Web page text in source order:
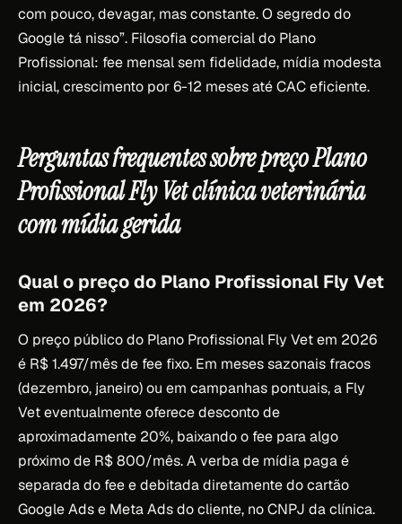
com pouco, devagar, mas constante. O segredo do
Google tá nisso”. Filosofia comercial do Plano
Profissional: fee mensal sem fidelidade, mídia modesta
inicial, crescimento por 6-12 meses até CAC eficiente.
Perguntas frequentes sobre preço Plano
Profissional Fly Vet clínica veterinária
com mídia gerida
Qual o preço do Plano Profissional Fly Vet
em 2026?
O preço público do Plano Profissional Fly Vet em 2026
é R$ 1.497/mês de fee fixo. Em meses sazonais fracos
(dezembro, janeiro) ou em campanhas pontuais, a Fly
Vet eventualmente oferece desconto de
aproximadamente 20%, baixando o fee para algo
próximo de R$ 800/mês. A verba de mídia paga é
separada do fee e debitada diretamente do cartão
Google Ads e Meta Ads do cliente, no CNPJ da clínica.